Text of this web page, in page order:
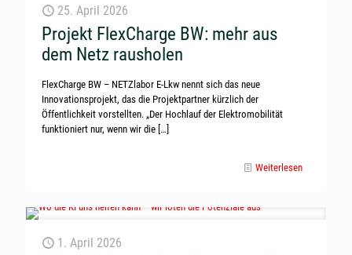
25. April 2026
Projekt FlexCharge BW: mehr aus
dem Netz rausholen
FlexCharge BW – NETZlabor E-Lkw nennt sich das neue
Innovationsprojekt, das die Projektpartner kürzlich der
Öffentlichkeit vorstellten. „Der Hochlauf der Elektromobilität
funktioniert nur, wenn wir die […]
Weiterlesen
1. April 2026